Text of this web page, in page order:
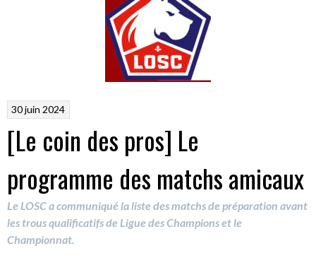
30 juin 2024
[Le coin des pros] Le
programme des matchs amicaux
Le LOSC a communiqué la liste des matchs de préparation avant
les trous qualificatifs de Ligue des Champions et le
Championnat.